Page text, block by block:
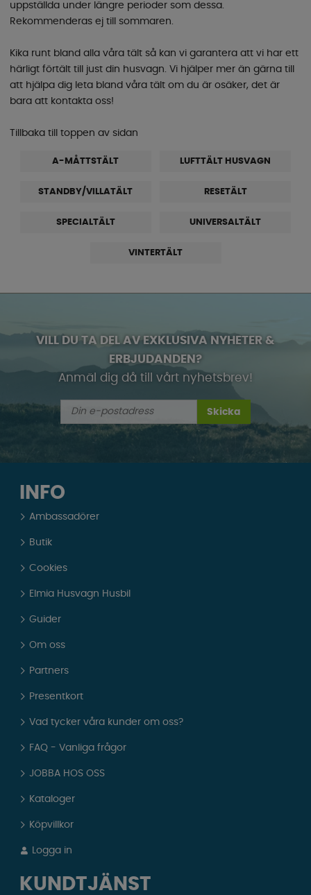
uppställda under längre perioder som dessa.
Rekommenderas ej till sommaren.
Kika runt bland alla våra tält så kan vi garantera att vi har ett
härligt förtält till just din husvagn. Vi hjälper mer än gärna till
att hjälpa dig leta bland våra tält om du är osäker, det är
bara att kontakta oss!
Tillbaka till toppen av sidan
A-MÅTTSTÄLT LUFTTÄLT HUSVAGN
STANDBY/VILLATÄLT RESETÄLT
SPECIALTÄLT UNIVERSALTÄLT
VINTERTÄLT
VILL DU TA DEL AV EXKLUSIVA NYHETER &
ERBJUDANDEN?
Anmäl dig då till vårt nyhetsbrev!
Skicka
INFO
Ambassadörer
Butik
Cookies
Elmia Husvagn Husbil
Guider
Om oss
Partners
Presentkort
Vad tycker våra kunder om oss?
FAQ - Vanliga frågor
JOBBA HOS OSS
Kataloger
Köpvillkor
Logga in
KUNDTJÄNST